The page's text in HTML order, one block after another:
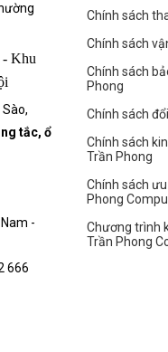
- Khu
tắc, ổ
-
666
Chính sách
Chính sách
Chính sách
Phong
Chính sách
Chính sách
Trần Phong
Chính sách
Phong
Chương trình
Trần Phong